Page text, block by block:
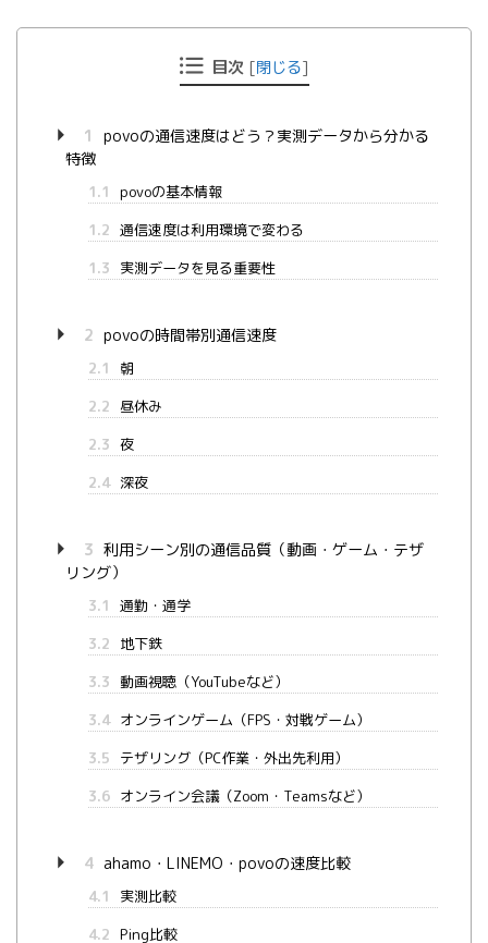
目次 [閉じる]
1 povoの通信速度はどう？実測データから分かる
特徴
1.1
povoの基本情報
1.2 通信速度は利用環境で変わる
1.3
実測データを見る重要性
2 povoの時間帯別通信速度
2.1
朝
2.2
昼休み
2.3 夜
2.4 深夜
3 利用シーン別の通信品質（動画・ゲーム・テザ
リング）
3.1
通勤・通学
3.2
地下鉄
3.3 動画視聴（YouTubeなど）
3.4 オンラインゲーム（FPS・対戦ゲーム）
3.5
テザリング（PC作業・外出先利用）
3.6 オンライン会議（Zoom・Teamsなど）
4 ahamo・LINEMO・povoの速度比較
4.1
実測比較
4.2 Ping比較